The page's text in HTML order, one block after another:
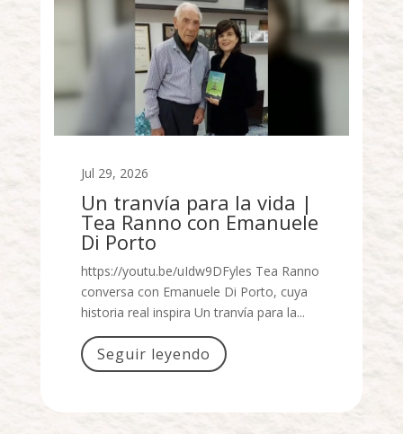
Jul 29, 2026
Un tranvía para la vida |
Tea Ranno con Emanuele
Di Porto
https://youtu.be/uIdw9DFyles Tea Ranno
conversa con Emanuele Di Porto, cuya
historia real inspira Un tranvía para la...
Seguir leyendo